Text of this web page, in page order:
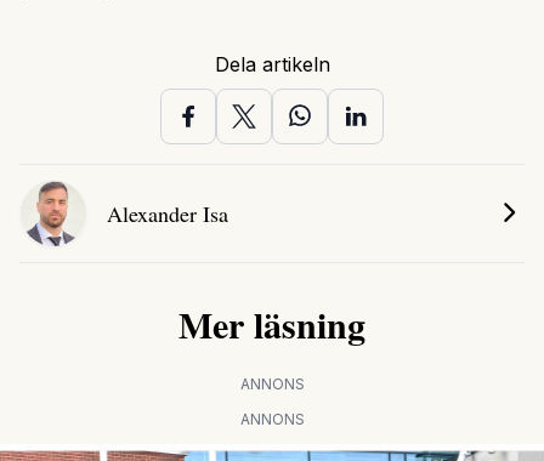
Dela artikeln
Alexander Isa
Mer läsning
ANNONS
ANNONS